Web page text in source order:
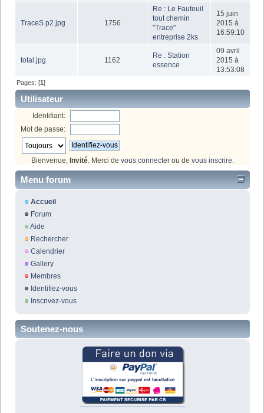
TraceS p2.jpg 1756
Re : Le Fauteuil
tout chemin
"Trace"
entreprise 2ks
15 juin
2015 à
16:59:10
total.jpg 1162
Re : Station
essence
09 avril
2015 à
13:53:08
Pages: [1]
Utilisateur
Identifiant:
Mot de passe:
Bienvenue, Invité. Merci de vous connecter ou de vous inscrire.
Menu forum
Accueil
Forum
Aide
Rechercher
Calendrier
Gallery
Membres
Identifiez-vous
Inscrivez-vous
Soutenez-nous